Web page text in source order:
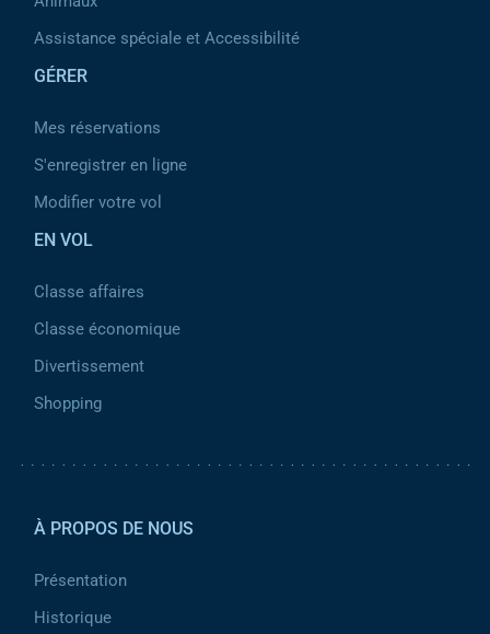
Assistance spéciale et Accessibilité
GÉRER
Mes réservations
S'enregistrer en ligne
Modifier votre vol
EN VOL
Classe affaires
Classe économique
Divertissement
Shopping
À PROPOS DE NOUS
Présentation
Historique